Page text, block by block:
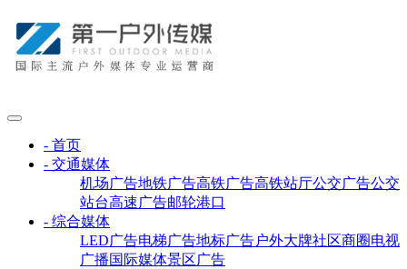
- 首页
- 交通媒体
机场广告地铁广告高铁广告高铁站厅公交广告公交
站台高速广告邮轮港口
- 综合媒体
LED广告电梯广告地标广告户外大牌社区商圈电视
广播国际媒体景区广告